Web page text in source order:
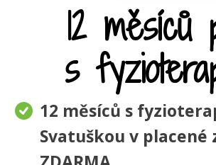
12 měsíců
s
12 měsíců s
Svatuškou v placené